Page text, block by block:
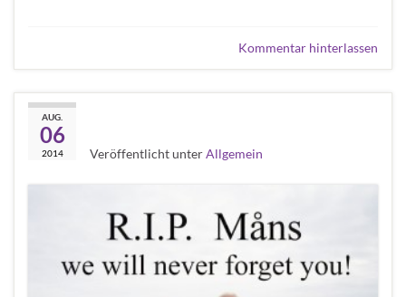
Kommentar hinterlassen
AUG.
06
2014 Veröffentlicht unterAllgemein